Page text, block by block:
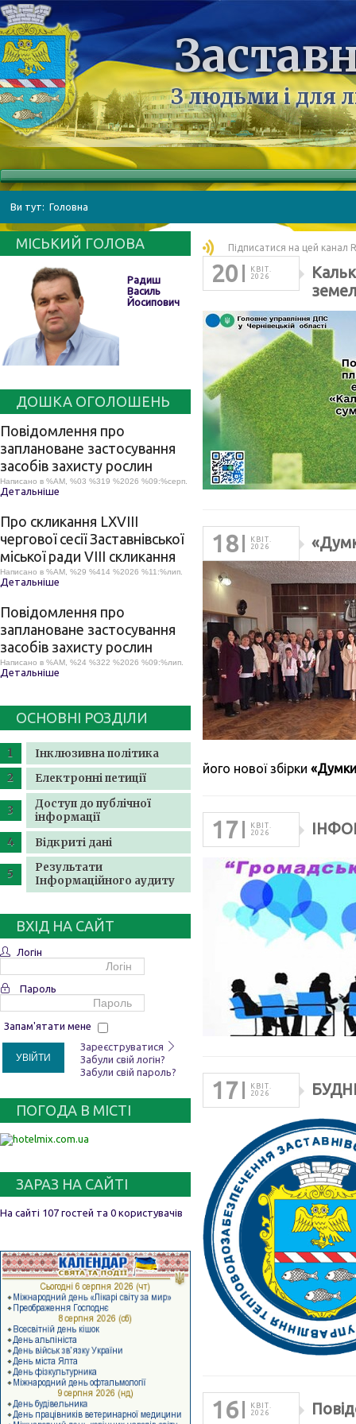
З людьми і для
Ви тут: Головна
МІСЬКИЙ ГОЛОВА
Радиш
Василь
Йосипович
ДОШКА ОГОЛОШЕНЬ
Повідомлення про
заплановане застосування
засобів захисту рослин
Написано в %AM, %03 %319 %2026 %09:%серп.
Детальніше
Про скликання LХVІІІ
чергової сесії Заставнівської
міської ради VIII скликання
Написано в %AM, %29 %414 %2026 %11:%лип.
Детальніше
Повідомлення про
заплановане застосування
засобів захисту рослин
Написано в %AM, %24 %322 %2026 %09:%лип.
Детальніше
ОСНОВНІ РОЗДІЛИ
Інклюзивна політика
Електронні петиції
Доступ до публічної
інформації
Відкриті дані
Результати
Інформаційного аудиту
ВХІД НА САЙТ
Логін
Пароль
Запам'ятати мене
УВІЙТИ
Зареєструватися
Забули свій логін?
Забули свій пароль?
ПОГОДА В МІСТІ
ЗАРАЗ НА САЙТІ
На сайті 107 гостей та 0 користувачів
Підписатися на цей канал
20
КВІТ.
2026
18
КВІТ.
2026
його нової збірки
17
КВІТ.
2026
17
КВІТ.
2026
16
КВІТ.
2026